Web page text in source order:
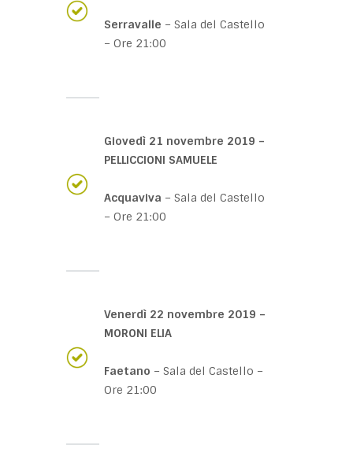
Serravalle – Sala del Castello
– Ore 21:00
Giovedì 21 novembre 2019 –
PELLICCIONI SAMUELE
Acquaviva – Sala del Castello
– Ore 21:00
Venerdì 22 novembre 2019 –
MORONI ELIA
Faetano – Sala del Castello –
Ore 21:00